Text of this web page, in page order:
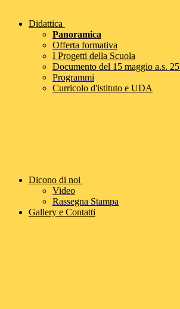
Didattica
Panoramica
Offerta formativa
I Progetti della Scuola
Documento del 15 maggio a.s.
Programmi
Curricolo d'istituto e UDA
Dicono di noi
Video
Rassegna Stampa
Gallery e Contatti